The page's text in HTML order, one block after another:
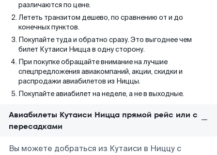
различаются по цене.
Лететь транзитом дешево, по сравнению от и до
конечных пунктов.
Покупайте туда и обратно сразу. Это выгоднее чем
билет Кутаиси Ницца в одну сторону.
При покупке обращайте внимание на лучшие
спецпредложения авиакомпаний, акции, скидки и
распродажи авиабилетов из Ниццы.
Покупайте авиабилет на неделе, а не в выходные.
Авиабилеты Кутаиси Ницца прямой рейс или с
пересадками
Вы можете добраться из Кутаиси в Ниццу с